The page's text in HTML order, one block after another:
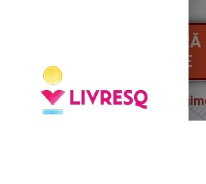
UNITĂȚI DE
LUNGIME
Unități de măsură pentru